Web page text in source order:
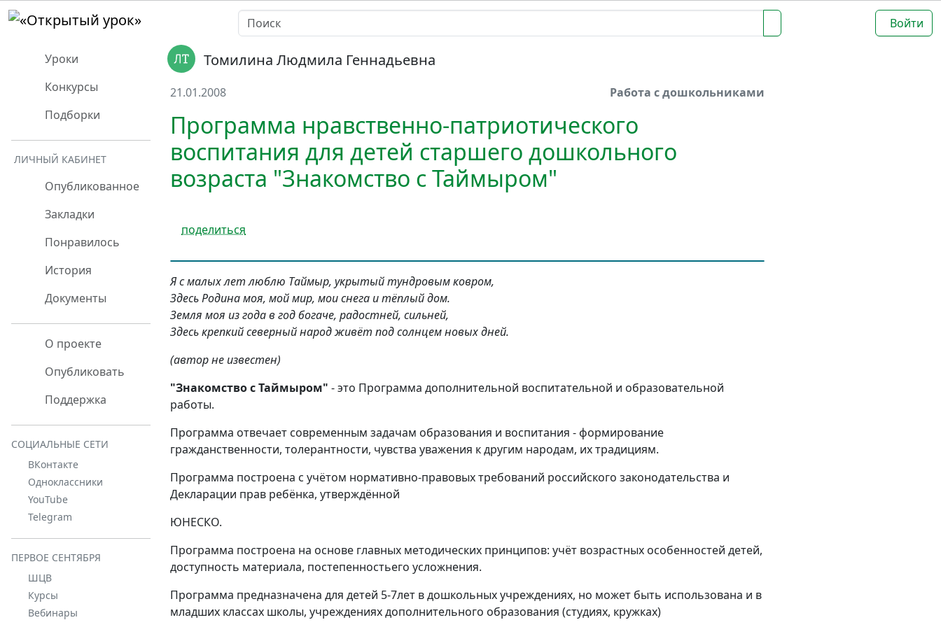
Войти
Уроки
Конкурсы
Подборки
ЛИЧНЫЙ КАБИНЕТ
Опубликованное
Закладки
Понравилось
История
Документы
О проекте
Опубликовать
Поддержка
СОЦИАЛЬНЫЕ СЕТИ
ВКонтакте
Одноклассники
YouTube
Telegram
ПЕРВОЕ СЕНТЯБРЯ
ШЦВ
Курсы
Вебинары
Томилина Людмила Геннадьевна
21.01.2008 Работа с дошкольниками
Программа нравственно-патриотического
воспитания для детей старшего дошкольного
возраста "Знакомство с Таймыром"
поделиться
Я с малых лет люблю Таймыр, укрытый тундровым ковром,
Здесь Родина моя, мой мир, мои снега и тёплый дом.
Земля моя из года в год богаче, радостней, сильней,
Здесь крепкий северный народ живёт под солнцем новых дней.
(автор не известен)
"Знакомство с Таймыром" - это Программа дополнительной воспитательной и образовательной
работы.
Программа отвечает современным задачам образования и воспитания - формирование
гражданственности, толерантности, чувства уважения к другим народам, их традициям.
Программа построена с учётом нормативно-правовых требований российского законодательства и
Декларации прав ребёнка, утверждённой
ЮНЕСКО.
Программа построена на основе главных методических принципов: учёт возрастных особенностей детей,
доступность материала, постепенностьего усложнения.
Программа предназначена для детей 5-7лет в дошкольных учреждениях, но может быть использована и в
младших классах школы, учреждениях дополнительного образования (студиях, кружках)